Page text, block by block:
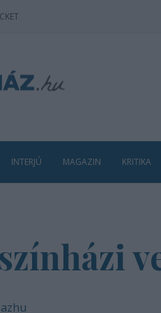
INTERJÚ MAGAZIN KRITIKA